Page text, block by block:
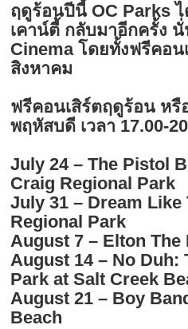
ฤดูร้อนปีนี้ OC Parks
เคาน์ตี้ กลับมาอีกครั้ง
Cinema โดยทั้งฟรีคอ
สิงหาคม
ฟรีคอนเสิร์ตฤดูร้อน ห
พฤหัสบดี เวลา 17.00-
July 24 – The Pistol
Craig Regional Park
July 31 – Dream
Regional Park
August 7 – Elton
August 14 – No Duh:
Park at Salt Creek
August 21 – Boy
Beach